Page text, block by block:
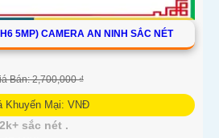
5MP) CAMERA AN NINH SẮC NÉT
Bán: 2,700,000 ₫
Khuyến Mại: VNĐ
sắc nét .